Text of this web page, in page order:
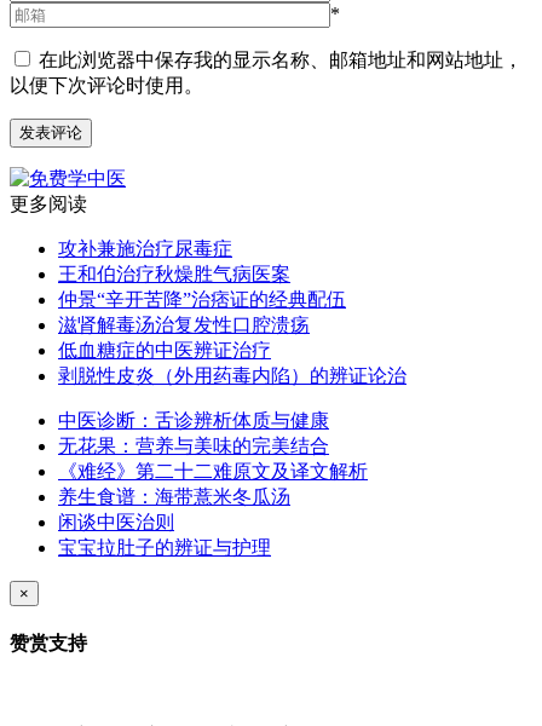
*
在此浏览器中保存我的显示名称、邮箱地址和网站地址，
以便下次评论时使用。
更多阅读
攻补兼施治疗尿毒症
王和伯治疗秋燥胜气病医案
仲景“辛开苦降”治痞证的经典配伍
滋肾解毒汤治复发性口腔溃疡
低血糖症的中医辨证治疗
剥脱性皮炎（外用药毒内陷）的辨证论治
中医诊断：舌诊辨析体质与健康
无花果：营养与美味的完美结合
《难经》第二十二难原文及译文解析
养生食谱：海带薏米冬瓜汤
闲谈中医治则
宝宝拉肚子的辨证与护理
×
赞赏支持